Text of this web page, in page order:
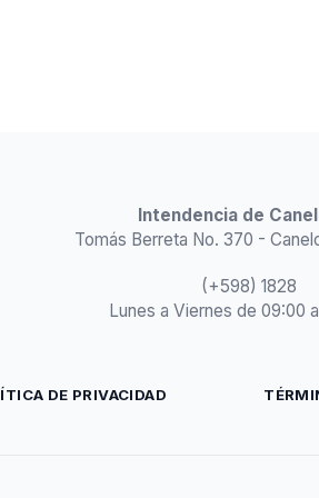
Intendencia de
Tomás Berreta No. 370 -
(+598) 1828
Lunes a Viernes de 09:00
DE PRIVACIDAD